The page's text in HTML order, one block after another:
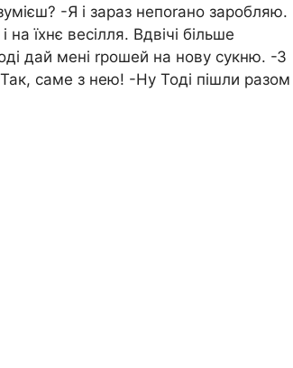
-Я і зараз непоrано заробляю.
їхнє весiлля. Вдвічі більше
дай мені rрошей на нову сукню. -З
саме з нею! -Ну Тоді пішли разом